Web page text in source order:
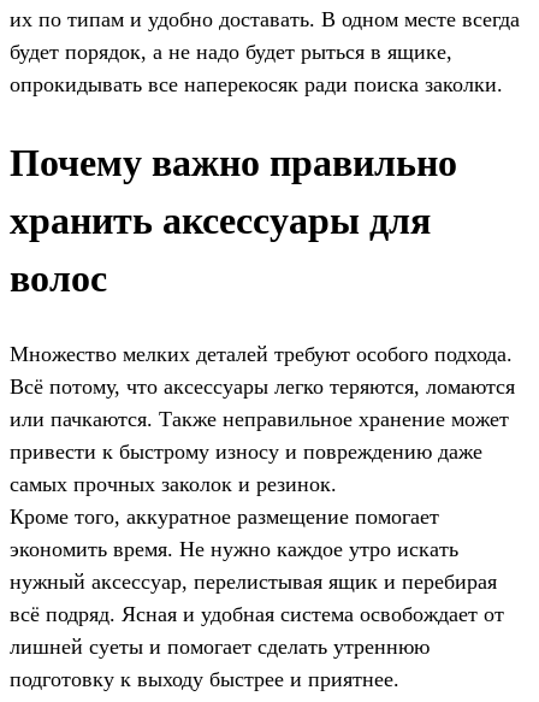
их по типам и удобно доставать. В одном месте всегда
будет порядок, а не надо будет рыться в ящике,
опрокидывать все наперекосяк ради поиска заколки.
Почему важно правильно
хранить аксессуары для
волос
Множество мелких деталей требуют особого подхода.
Всё потому, что аксессуары легко теряются, ломаются
или пачкаются. Также неправильное хранение может
привести к быстрому износу и повреждению даже
самых прочных заколок и резинок.
Кроме того, аккуратное размещение помогает
экономить время. Не нужно каждое утро искать
нужный аксессуар, перелистывая ящик и перебирая
всё подряд. Ясная и удобная система освобождает от
лишней суеты и помогает сделать утреннюю
подготовку к выходу быстрее и приятнее.